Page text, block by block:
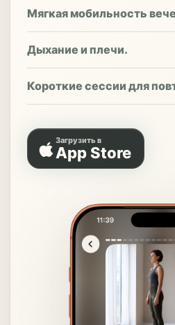
Мягкая мобильность
Дыхание и плечи.
Короткие сессии для
Загрузить в
App Store